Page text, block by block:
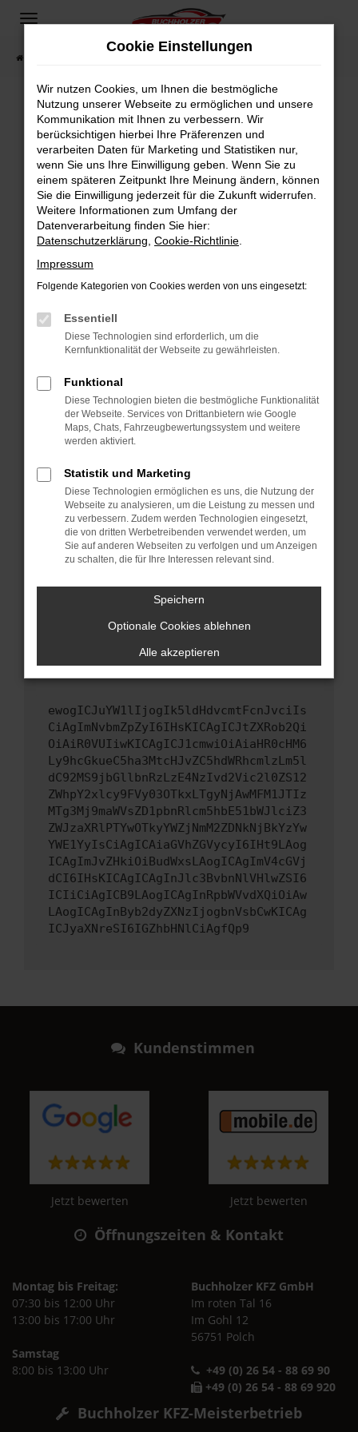
Zum
springen
Fahrzeugsuche
Fehler: Network Error
Beim Laden ist ein Fehler aufgetreten.
Hier sind ein paar Tipps, die dir helfen können:
Überprüfe deine Firewall und deine
Internetverbindung.
Laden andere Webseiten, zum Beispiel deine
Suchmaschine?
Prüfe deine Browsererweiterungen.
können das Laden bestimmter Seiten
verhindern. Funktioniert die Seite in einem
anderen Browser oder in einem privaten
Starte dein Gerät neu.
Das kann manchmal helfen, vorübergehende
Probleme zu beheben.
Betriebssystem auf dem neuesten Stand
sind.
Veraltete Software birgt nicht nur ein
Sicherheitsrisiko, sondern kann auch dazu
führen, dass bestimmte Funktionen nicht mehr
unterstützt werden.
Wende dich an den Webseitenbetreiber.
Wenn du alle oben genannten Schritte versucht
hast, kontaktiere uns bitte. Wir werden
versuchen, das Problem zu beheben. Du kannst
uns diesen Text schicken, um uns bei der
ewogICJuYW1lIjogIk5ldHdvcmtFcnJvciIs
CiAgImNvbmZpZyI6IHsKICAgICJtZXRob2Qi
OiAiR0VUIiwKICAgICJ1cmwiOiAiaHR0cHM6
Ly9hcGkueC5ha3MtcHJvZC5hdWRhcmlzLm5l
dC92MS9jbGllbnRzLzE4NzIvd2Vic2l0ZS12
ZWhpY2xlcy9FVy03OTkxLTgyNjAwMFM1JTIz
MTg3Mj9maWVsZD1pbnRlcm5hbE51bWJlciZ3
ZWJzaXRlPTYwOTkyYWZjNmM2ZDNkNjBkYzYw
YWE1YyIsCiAgICAiaGVhZGVycyI6IHt9LAog
ICAgImJvZHkiOiBudWxsLAogICAgImV4cGVj
dCI6IHsKICAgICAgInJlc3BvbnNlVHlwZSI6
ICIiCiAgICB9LAogICAgInRpbWVvdXQiOiAw
LAogICAgInByb2dyZXNzIjogbnVsbCwKICAg
ICJyaXNreSI6IGZhbHNlCiAgfQp9
Kundenstimmen
Jetzt bewerten Jetzt bewerten
Öffnungszeiten & Kontakt
Montag bis Freitag:
07:30 bis 12:00 Uhr
13:00 bis 17:00 Uhr
Samstag
8:00 bis 13:00 Uhr
Buchholzer KFZ GmbH
Im roten Tal 16
Im Gohl 12
56751 Polch
+49 (0) 26 54 - 88 69 90
+49 (0) 26 54 - 88 69 920
Buchholzer KFZ-Meisterbetrieb
Cookie Einstellungen
Wir nutzen Cookies, um Ihnen die bestmögliche
Nutzung unserer Webseite zu ermöglichen und unsere
Kommunikation mit Ihnen zu verbessern. Wir
berücksichtigen hierbei Ihre Präferenzen und
verarbeiten Daten für Marketing und Statistiken nur,
wenn Sie uns Ihre Einwilligung geben. Wenn Sie zu
einem späteren Zeitpunkt Ihre Meinung ändern, können
Sie die Einwilligung jederzeit für die Zukunft widerrufen.
Weitere Informationen zum Umfang der
Datenverarbeitung finden Sie hier:
Datenschutzerklärung Cookie-Richtlinie
Impressum
Folgende Kategorien von Cookies werden von uns eingesetzt:
Essentiell
Diese Technologien sind erforderlich, um die
Kernfunktionalität der Webseite zu gewährleisten.
Funktional
Diese Technologien bieten die bestmögliche Funktionalität
der Webseite. Services von Drittanbietern wie Google
Maps, Chats, Fahrzeugbewertungssystem und weitere
werden aktiviert.
Statistik und Marketing
Diese Technologien ermöglichen es uns, die Nutzung der
Webseite zu analysieren, um die Leistung zu messen und
zu verbessern. Zudem werden Technologien eingesetzt,
die von dritten Werbetreibenden verwendet werden, um
Sie auf anderen Webseiten zu verfolgen und um Anzeigen
zu schalten, die für Ihre Interessen relevant sind.
Speichern
Optionale Cookies ablehnen
Alle akzeptieren